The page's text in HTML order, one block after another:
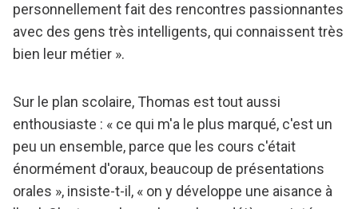
personnellement fait des rencontres passionnantes
avec des gens très intelligents, qui connaissent très
bien leur métier ».
Sur le plan scolaire, Thomas est tout aussi
enthousiaste : « ce qui m'a le plus marqué, c'est un
peu un ensemble, parce que les cours c'était
énormément d'oraux, beaucoup de présentations
orales », insiste-t-il, « on y développe une aisance à